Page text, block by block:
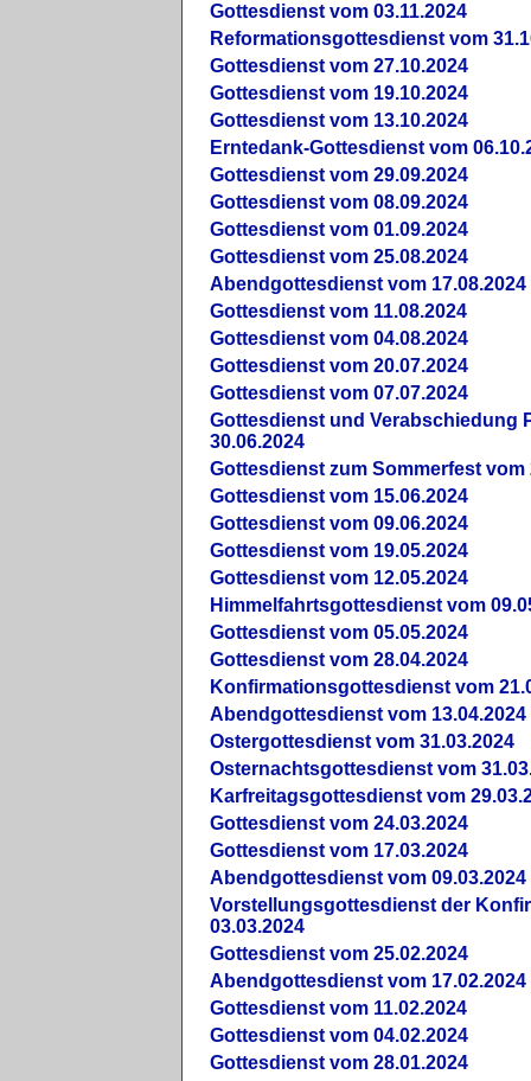
Gottesdienst vom 03.11.2024
Reformationsgottesdienst vom
Gottesdienst vom 27.10.2024
Gottesdienst vom 19.10.2024
Gottesdienst vom 13.10.2024
Erntedank-Gottesdienst vom
Gottesdienst vom 29.09.2024
Gottesdienst vom 08.09.2024
Gottesdienst vom 01.09.2024
Gottesdienst vom 25.08.2024
Abendgottesdienst vom 17.08.2024
Gottesdienst vom 11.08.2024
Gottesdienst vom 04.08.2024
Gottesdienst vom 20.07.2024
Gottesdienst vom 07.07.2024
Gottesdienst und Verabschiedung
30.06.2024
Gottesdienst zum Sommerfest vom
Gottesdienst vom 15.06.2024
Gottesdienst vom 09.06.2024
Gottesdienst vom 19.05.2024
Gottesdienst vom 12.05.2024
Himmelfahrtsgottesdienst vom
Gottesdienst vom 05.05.2024
Gottesdienst vom 28.04.2024
Konfirmationsgottesdienst vom
Abendgottesdienst vom 13.04.2024
Ostergottesdienst vom 31.03.2024
Osternachtsgottesdienst vom
Karfreitagsgottesdienst vom
Gottesdienst vom 24.03.2024
Gottesdienst vom 17.03.2024
Abendgottesdienst vom 09.03.2024
Vorstellungsgottesdienst der
03.03.2024
Gottesdienst vom 25.02.2024
Abendgottesdienst vom 17.02.2024
Gottesdienst vom 11.02.2024
Gottesdienst vom 04.02.2024
Gottesdienst vom 28.01.2024